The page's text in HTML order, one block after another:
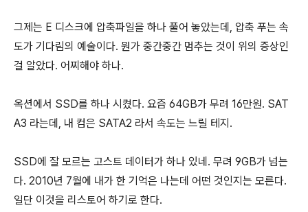
그제는 E 디스크에 압축파일을 하나 풀어 놓았는데, 압축 푸는 속
도가 기다림의 예술이다. 뭔가 중간중간 멈추는 것이 위의 증상인
걸 알았다. 어찌해야 하나.
옥션에서 SSD를 하나 시켰다. 요즘 64GB가 무려 16만원. SAT
A3 라는데, 내 컴은 SATA2 라서 속도는 느릴 테지.
SSD에 잘 모르는 고스트 데이터가 하나 있네. 무려 9GB가 넘는
다. 2010년 7월에 내가 한 기억은 나는데 어떤 것인지는 모른다.
일단 이것을 리스토어 하기로 한다.